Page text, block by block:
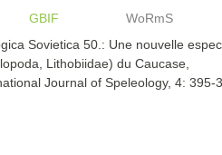
GBIF WoRmS
Sovietica 50.: Une nouvelle
Lithobiidae) du Caucase,
Journal of Speleology, 4: 395-